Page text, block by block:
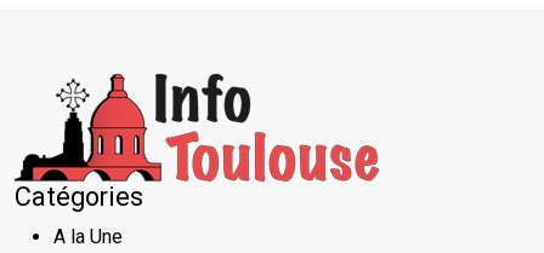
Catégories
A la Une